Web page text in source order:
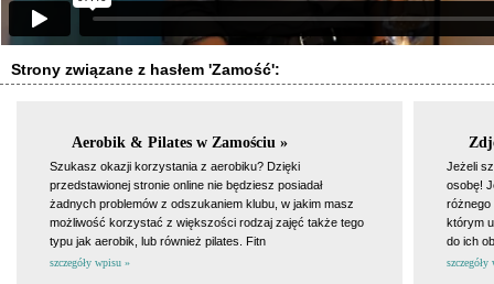
Strony związane z hasłem 'Zamość':
Aerobik & Pilates w Zamościu »
Szukasz okazji korzystania z aerobiku? Dzięki
przedstawionej stronie online nie będziesz posiadał
żadnych problemów z odszukaniem klubu, w jakim masz
możliwość korzystać z większości rodzaj zajęć także tego
typu jak aerobik, lub również pilates. Fitn
szczegóły wpisu »
Jeżeli
osobę!
różnego
którym
do ich